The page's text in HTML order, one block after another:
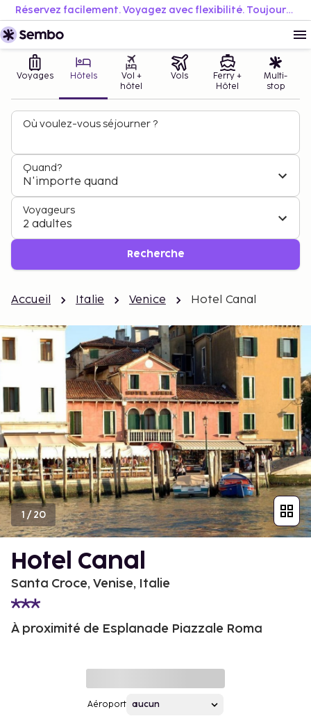
Réservez facilement. Voyagez avec flexibilité. Toujours au meilleur prix.
Voyages Hôtels
Vol +
hôtel
Vols
Ferry +
Hôtel
Multi-
stop
Où voulez-vous séjourner ?
Quand?
N'importe quand
Voyageurs
2 adultes
Recherche
Accueil Italie Venice Hotel Canal
1 / 20
Hotel Canal
Santa Croce, Venise, Italie
À proximité de Esplanade Piazzale Roma
Aéroport